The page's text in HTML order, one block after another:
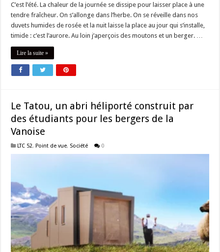
C’est l’été. La chaleur de la journée se dissipe pour laisser place à une
tendre fraîcheur. On s’allonge dans l’herbe. On se réveille dans nos
duvets humides de rosée et la nuit laisse la place au jour qui s’installe,
timide : c’est l’aurore. Au loin j’aperçois des moutons et un berger. …
Lire la suite »
Le Tatou, un abri héliporté construit par
des étudiants pour les bergers de la
Vanoise
LTC 52,Point de vue, Société 0